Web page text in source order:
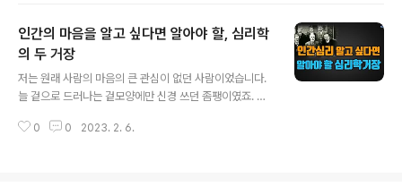
토록 믿어왔던 믿음이 한 순간에 붕괴된다고 생각해보세
요. 그 얼마나 충격적일지... 실제로 정신분석학의 초대회장
이자 병원장이자 교수이자 학자였을 정도로 전도유망했던
융은 모든 자리를 다 내려놓습니다. 철저하게 자신을 고립
어갑니다. 결국 융은 오랜 칩거 끝에 자기만의 이론인 심리
인간의 마음을 알고 싶다면 알아야 할, 심리학
의 두 거장
저는 원래 사람의 마음의 큰 관심이 없던 사람이었습니다.
늘 겉으로 드러나는 겉모양에만 신경 쓰던 좀팽이였죠. 당
관계도 겉으로만 빙빙 돌았습니다. 대인관계에서 삐끗거리
0 0 2023. 2. 6.